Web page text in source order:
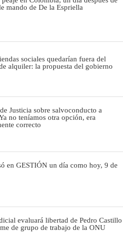
mando de De la Espriella
sociales quedarían fuera del
alquiler: la propuesta del gobierno
Justicia sobre salvoconducto a
no teníamos otra opción, era
correcto
en GESTIÓN un día como hoy, 9 de
evaluará libertad de Pedro Castillo
de grupo de trabajo de la ONU